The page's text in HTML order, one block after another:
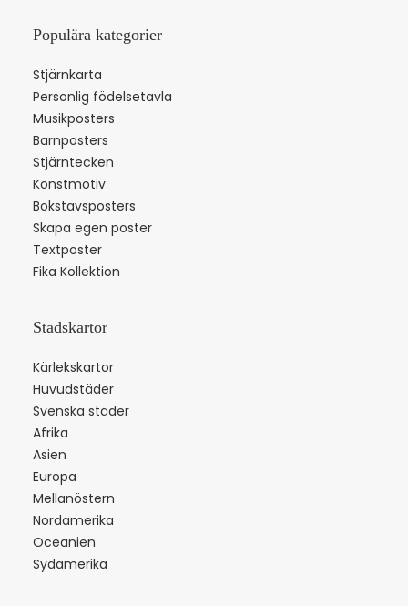
Populära kategorier
Stjärnkarta
Personlig födelsetavla
Musikposters
Barnposters
Stjärntecken
Konstmotiv
Bokstavsposters
Skapa egen poster
Textposter
Fika Kollektion
Stadskartor
Kärlekskartor
Huvudstäder
Svenska städer
Afrika
Asien
Europa
Mellanöstern
Nordamerika
Oceanien
Sydamerika